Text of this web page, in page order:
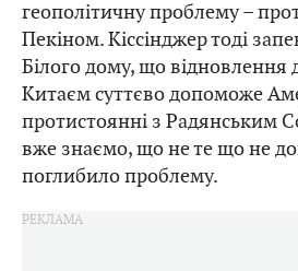
геополітичну проблему –
Пекіном. Кіссінджер тоді
Білого дому, що відновлення
Китаєм суттєво допоможе
протистоянні з Радянським
вже знаємо, що не те що не
поглибило проблему.